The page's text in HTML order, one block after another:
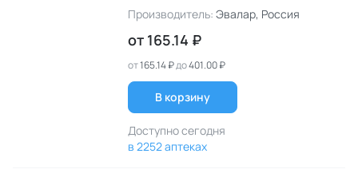
Производитель: Эвалар, Россия
от 165.14 ₽
от165.14 ₽до401.00 ₽
В корзину
Доступно сегодня
в 2252 аптеках